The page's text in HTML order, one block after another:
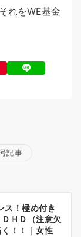
れをWE基金
記事
ス！極め付き
ＨＤ（注意欠
！！｜女性